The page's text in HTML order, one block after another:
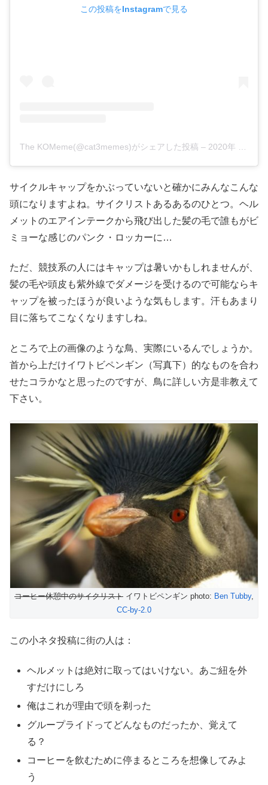
この投稿をInstagramで見る
The KOMeme(@cat3memes)がシェアした投稿 – 2020年 5月月1日午前5時21分PDT
サイクルキャップをかぶっていないと確かにみんなこんな
頭になりますよね。サイクリストあるあるのひとつ。ヘル
メットのエアインテークから飛び出した髪の毛で誰もがビ
ミョーな感じのパンク・ロッカーに…
ただ、競技系の人にはキャップは暑いかもしれませんが、
髪の毛や頭皮も紫外線でダメージを受けるので可能ならキ
ャップを被ったほうが良いような気もします。汗もあまり
目に落ちてこなくなりますしね。
ところで上の画像のような鳥、実際にいるんでしょうか。
首から上だけイワトビペンギン（写真下）的なものを合わ
せたコラかなと思ったのですが、鳥に詳しい方是非教えて
下さい。
コーヒー休憩中のサイクリスト イワトビペンギン photo: Ben Tubby,
CC-by-2.0
この小ネタ投稿に街の人は：
ヘルメットは絶対に取ってはいけない。あご紐を外
すだけにしろ
俺はこれが理由で頭を剃った
グループライドってどんなものだったか、覚えて
る？
コーヒーを飲むために停まるところを想像してみよ
う